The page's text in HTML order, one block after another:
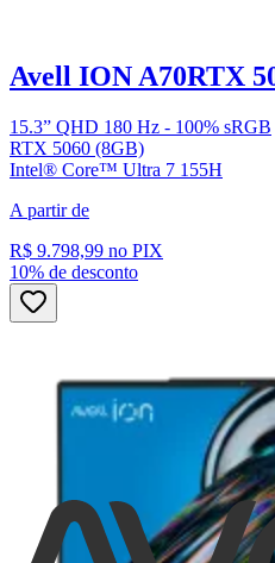
Avell ION A70RTX
15.3” QHD 180 Hz - 100% sRGB
RTX 5060 (8GB)
Intel® Core™ Ultra 7 155H
A partir de
R$ 9.798,99 no PIX
10% de desconto